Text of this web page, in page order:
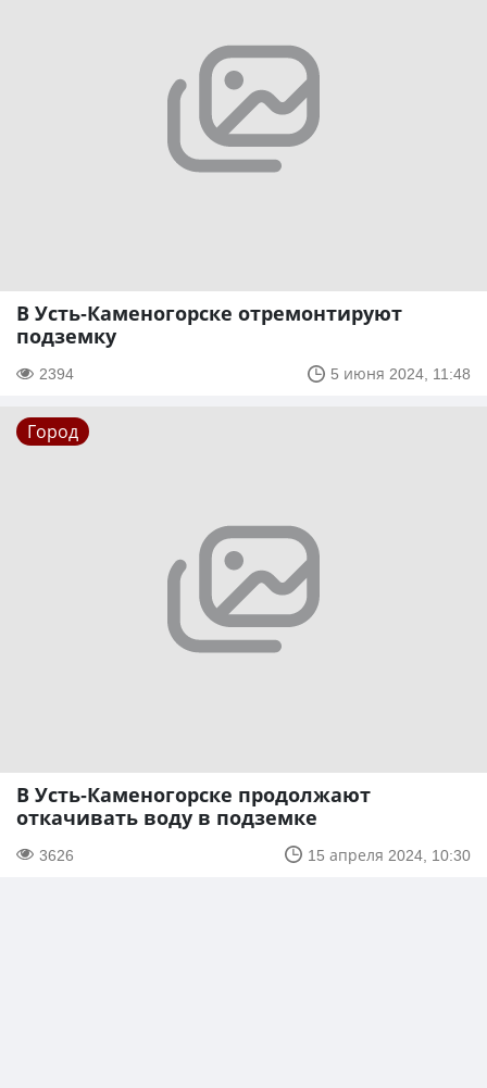
В Усть-Каменогорске отремонтируют
подземку
2394 5 июня 2024, 11:48
Город
В Усть-Каменогорске продолжают
откачивать воду в подземке
3626 15 апреля 2024, 10:30